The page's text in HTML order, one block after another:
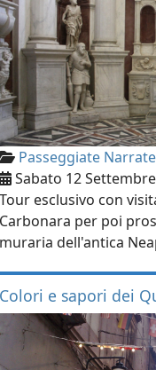
Passeggiate Narrate
Sabato 12
Tour esclusivo con
Carbonara per poi
muraria dell'antica
Colori e sapori dei